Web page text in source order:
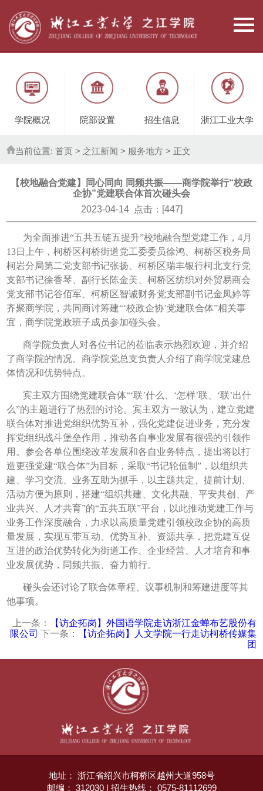
学院概况 院部设置 招生信息 浙江工业大学
当前位置:首页 > 之江新闻 > 服务地方 > 正文
【校地融合党建】同心同向 同频共振——商学院举行“校政
企协”党建联合体首次碰头会
2023-04-14 点击：[ 447
为全面推进“五共五链五提升”校地融合型党建工作，4月
13日上午，柯桥区柯桥街道党工委委员徐鸿、柯桥区税务局
柯岩分局第二党支部书记张扬、柯桥区瑞丰银行柯北支行党
支部书记徐香琴、副行长陈金美、柯桥区纺织对外贸易商会
党支部书记谷佰军、柯桥区智诚财务党支部副书记金凤婷等
齐聚商学院，共同商讨筹建“‘校政企协’党建联合体”相关事
宜，商学院党政班子成员参加碰头会。
商学院负责人对各位书记的莅临表示热烈欢迎，并介绍
了商学院的情况。商学院党总支负责人介绍了商学院党建总
体情况和优势特点。
宾主双方围绕党建联合体“‘联’什么、‘怎样’联、‘联’出什
么”的主题进行了热烈的讨论。宾主双方一致认为，建立党建
联合体对推进党组织优势互补，强化党建促进业务，充分发
挥党组织战斗堡垒作用，推动各自事业发展有很强的引领作
用。参会各单位围绕改革发展和各自业务特点，提出将以打
造更强党建“联合体”为目标，采取“书记轮值制”，以组织共
建、学习交流、业务互助为抓手，以主题共定、提前计划、
活动方便为原则，搭建“组织共建、文化共融、平安共创、产
业共兴、人才共育”的“五共五联”平台，以此推动党建工作与
业务工作深度融合，力求以高质量党建引领校政企协的高质
量发展，实现互带互动、优势互补、资源共享，把党建互促
互进的政治优势转化为街道工作、企业经营、人才培育和事
业发展优势，同频共振、奋力前行。
碰头会还讨论了联合体章程、议事机制和筹建进度等其
他事项。
上一条：
【访企拓岗】外国语学院走访浙江金蝉布艺股份有
限公司
下一条：
【访企拓岗】人文学院一行走访柯桥传媒集
团
地址： 浙江省绍兴市柯桥区越州大道958号
邮编： 312030 | 招生热线： 0575-81112699